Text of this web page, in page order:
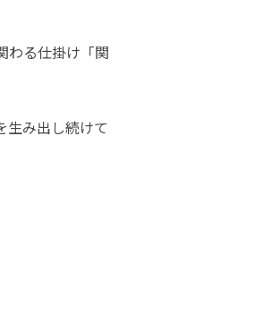
わる仕掛け「関
生み出し続けて